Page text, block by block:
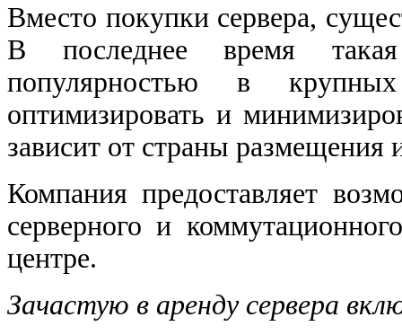
Вместо покупки сервера,
В последнее время такая
популярностью в
оптимизировать и
зависит от страны размещения
Компания предоставляет
серверного и
центре.
Зачастую в аренду сервера